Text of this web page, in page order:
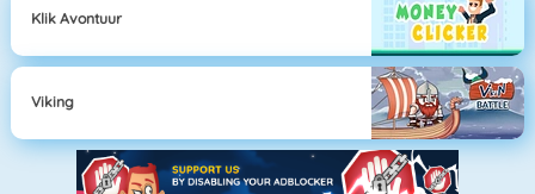
Klik Avontuur
Viking